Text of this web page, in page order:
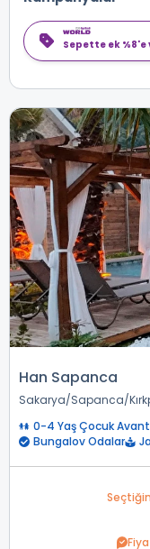
Sepette ek
Han Sapanca
Sakarya Sapanca
0-4 Yaş Çocuk
Bungalov Odalar